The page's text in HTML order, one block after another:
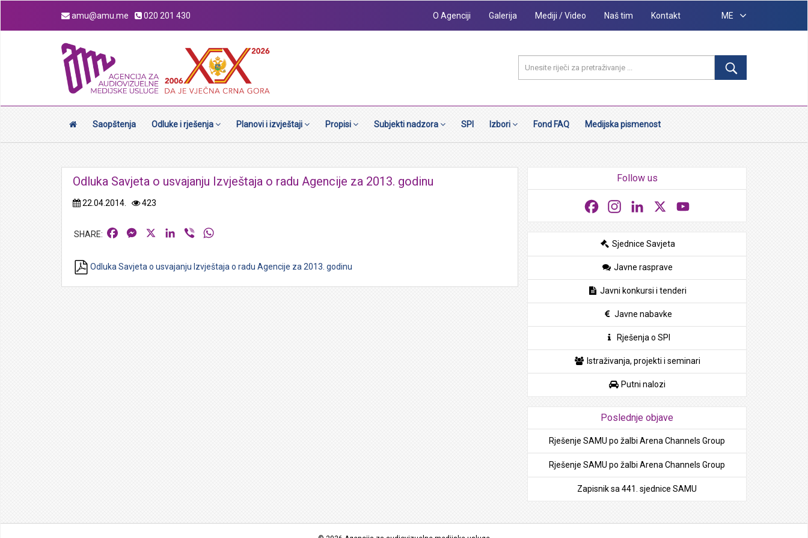
amu@amu.me 020 201 430 O Agenciji Galerija Mediji / Video Naš tim Kontakt ME
Saopštenja Odluke i rješenja Planovi i izvještaji Propisi Subjekti nadzora SPI Izbori Fond FAQ Medijska pismenost
Odluka Savjeta o usvajanju Izvještaja o radu Agencije za 2013. godinu
22.04.2014. 423
FacebookMessengerLinkedIn
Viber
Odluka Savjeta o usvajanju Izvještaja o radu Agencije za 2013. godinu
Follow us
FacebookInstagramLinkedIn
Sjednice Savjeta
Javne rasprave
Javni konkursi i tenderi
Javne nabavke
Rješenja o SPI
Istraživanja, projekti i seminari
Putni nalozi
Poslednje objave
Rješenje SAMU po žalbi Arena Channels Group
Rješenje SAMU po žalbi Arena Channels Group
Zapisnik sa 441. sjednice SAMU